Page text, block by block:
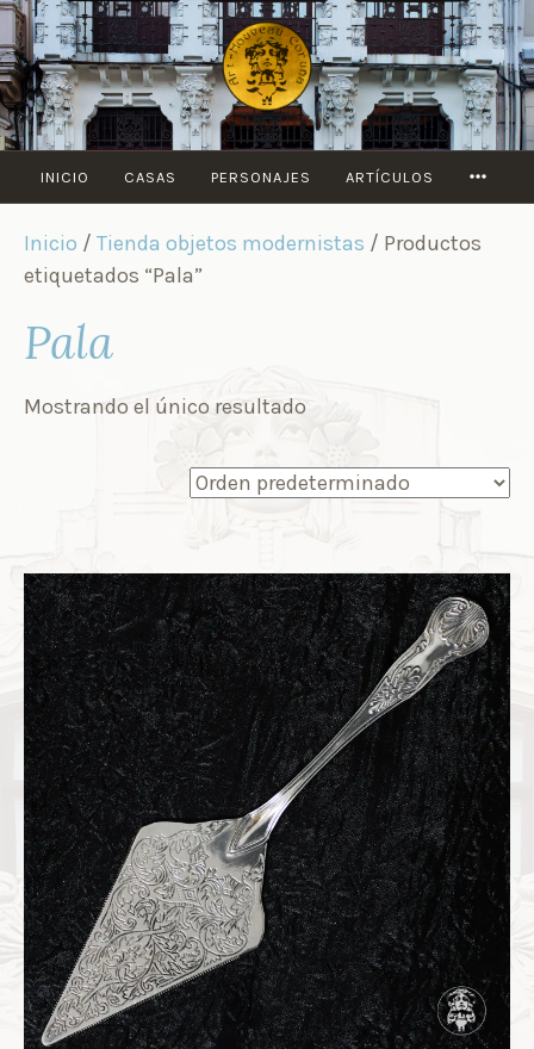
Saltar
al
contenido
INICIO CASAS PERSONAJES ARTÍCULOS
Inicio / Tienda objetos modernistas / Productos
etiquetados “Pala”
Pala
Mostrando el único resultado